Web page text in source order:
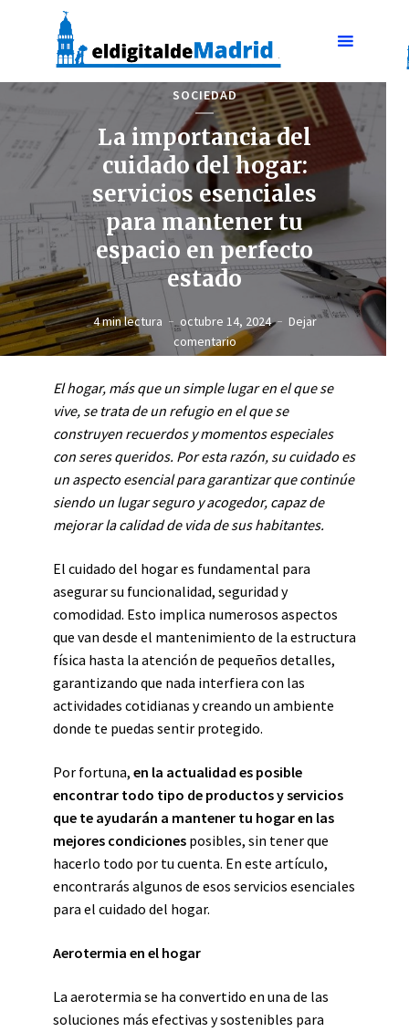
SOCIEDAD
La importancia del
cuidado del hogar:
servicios esenciales
para mantener tu
espacio en perfecto
estado
4 min lectura octubre 14, 2024
Dejar
comentario
El hogar, más que un simple lugar en el que se
vive, se trata de un refugio en el que se
construyen recuerdos y momentos especiales
con seres queridos. Por esta razón, su cuidado es
un aspecto esencial para garantizar que continúe
siendo un lugar seguro y acogedor, capaz de
mejorar la calidad de vida de sus habitantes.
El cuidado del hogar es fundamental para
asegurar su funcionalidad, seguridad y
comodidad. Esto implica numerosos aspectos
que van desde el mantenimiento de la estructura
física hasta la atención de pequeños detalles,
garantizando que nada interfiera con las
actividades cotidianas y creando un ambiente
donde te puedas sentir protegido.
Por fortuna, en la actualidad es posible
encontrar todo tipo de productos y servicios
que te ayudarán a mantener tu hogar en las
mejores condiciones posibles, sin tener que
hacerlo todo por tu cuenta. En este artículo,
encontrarás algunos de esos servicios esenciales
para el cuidado del hogar.
Aerotermia en el hogar
La aerotermia se ha convertido en una de las
soluciones más efectivas y sostenibles para